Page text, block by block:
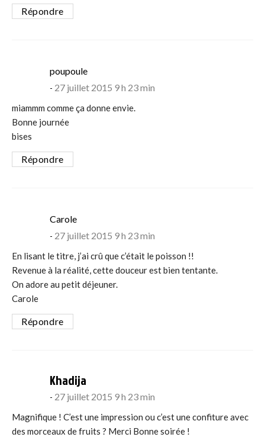
Répondre
poupoulesays:
27 juillet 2015 9 h 23 min
miammm comme ça donne envie.
Bonne journée
bises
Répondre
Carolesays:
27 juillet 2015 9 h 23 min
En lisant le titre, j’ai crû que c’était le poisson !!
Revenue à la réalité, cette douceur est bien tentante.
On adore au petit déjeuner.
Carole
Répondre
Khadija
27 juillet 2015 9 h 23 min
Magnifique ! C’est une impression ou c’est une confiture avec
des morceaux de fruits ? Merci Bonne soirée !